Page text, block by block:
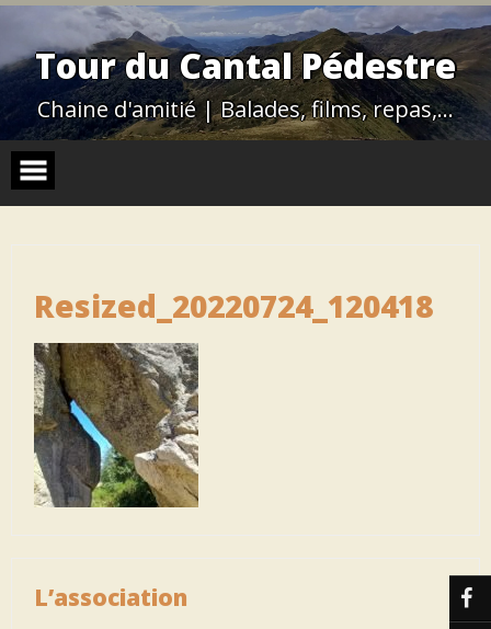
Skip
contentTour du Cantal Pédestre
Chaine d'amitié | Balades, films, repas,…
Resized_20220724_120418
L’association